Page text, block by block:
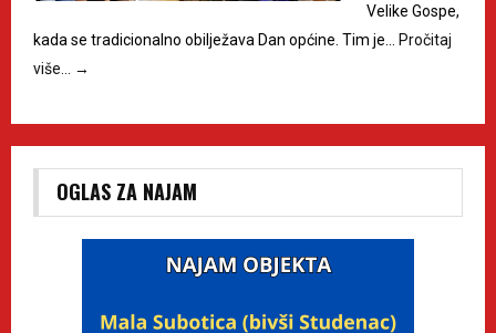
Velike Gospe,
kada se tradicionalno obilježava Dan općine. Tim je…
Pročitaj
više…
→
OGLAS ZA NAJAM